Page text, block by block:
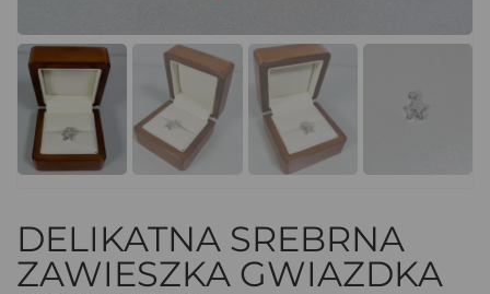
DELIKATNA SREBRNA
ZAWIESZKA GWIAZDKA